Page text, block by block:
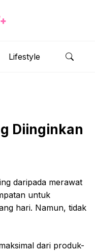
Lifestyle
Diinginkan
daripada merawat
untuk
hari. Namun, tidak
dari produk-